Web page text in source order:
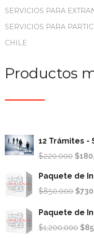
SERVICIOS PARA
SERVICIOS PARA
CHILE
Productos
12 Trámites -
$220,000 $
Paquete de
$850,000 $
Paquete de
$1,200,000 $